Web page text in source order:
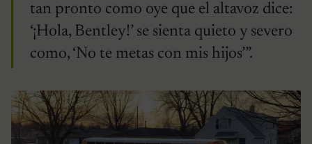
tan pronto como oye que el altavoz dice:
‘¡Hola, Bentley!’ se sienta quieto y severo
como, ‘No te metas con mis hijos’”.